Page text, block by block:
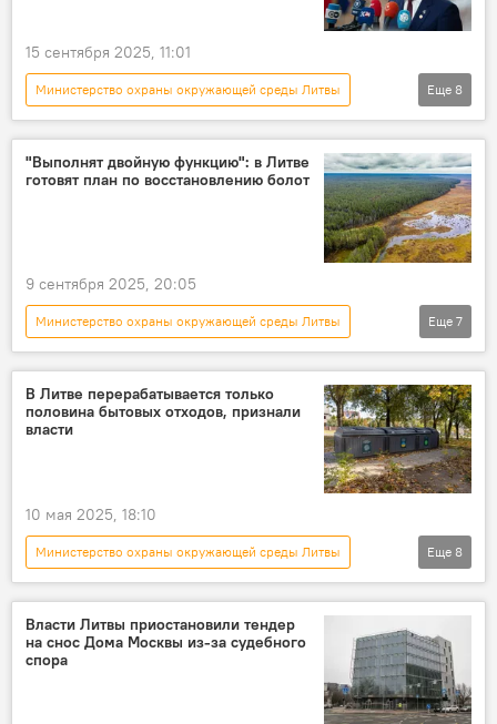
15 сентября 2025, 11:01
Министерство охраны окружающей среды Литвы
Литва
В Литве
Политика
Формирование правительства Ругинене
Гитанас Науседа
Ремигиюс Жемайтайтис
Еще 8
"Выполнят двойную функцию": в Литве
готовят план по восстановлению болот
9 сентября 2025, 20:05
Министерство охраны окружающей среды Литвы
В Литве
Литва
водно-болотные угодья
оборона
безопасность
Укрепление Литвой границы с РФ и Белоруссией
Еще 7
В Литве перерабатывается только
половина бытовых отходов, признали
власти
10 мая 2025, 18:10
Министерство охраны окружающей среды Литвы
В Литве
Литва
экология
мусор
переработка мусора
раздельная сортировка мусора
отходы
Еще 8
Власти Литвы приостановили тендер
на снос Дома Москвы из-за судебного
спора